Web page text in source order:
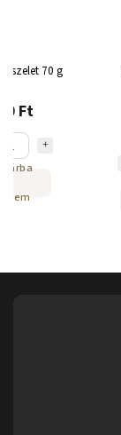
szelet 70 g
Ft